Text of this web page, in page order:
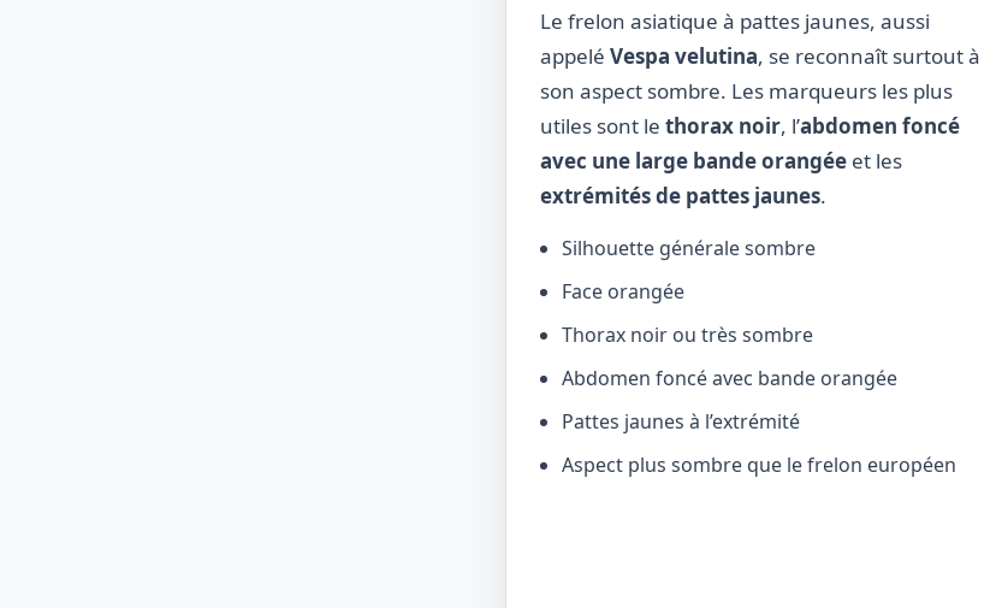
Le frelon asiatique à pattes jaunes, aussi
appelé Vespa velutina, se reconnaît surtout à
son aspect sombre. Les marqueurs les plus
utiles sont le thorax noir, l’abdomen foncé
avec une large bande orangée et les
extrémités de pattes jaunes.
Silhouette générale sombre
Face orangée
Thorax noir ou très sombre
Abdomen foncé avec bande orangée
Pattes jaunes à l’extrémité
Aspect plus sombre que le frelon européen